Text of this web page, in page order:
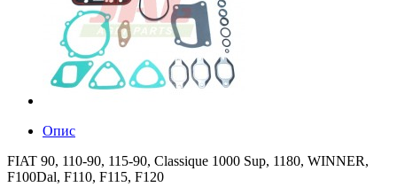
Опис
FIAT 90, 110-90, 115-90, Classique 1000 Sup, 1180, WINNER,
F100Dal, F110, F115, F120